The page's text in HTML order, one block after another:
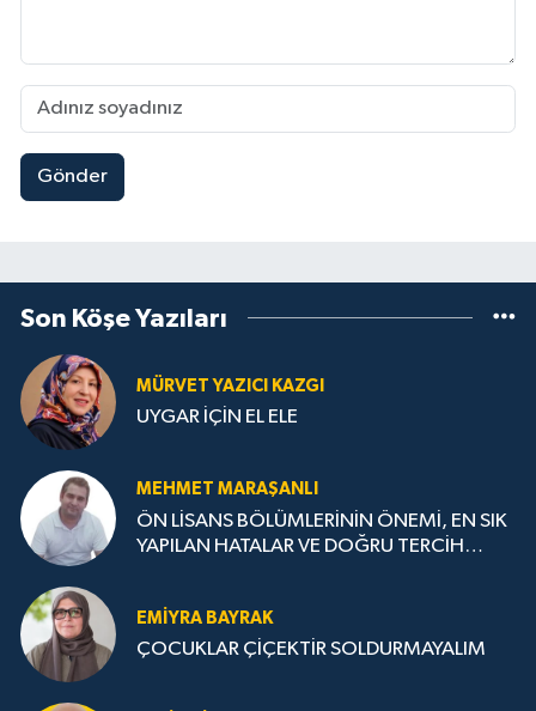
Gönder
Son Köşe Yazıları
MÜRVET YAZICI KAZGI
UYGAR İÇİN EL ELE
MEHMET MARAŞANLI
ÖN LİSANS BÖLÜMLERİNİN ÖNEMİ, EN SIK
YAPILAN HATALAR VE DOĞRU TERCİH
EMIYRA BAYRAK
ÇOCUKLAR ÇİÇEKTİR SOLDURMAYALIM